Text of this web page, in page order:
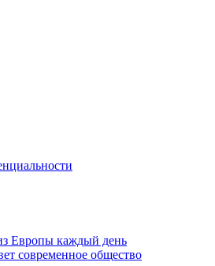
Европы каждый день
современное общество